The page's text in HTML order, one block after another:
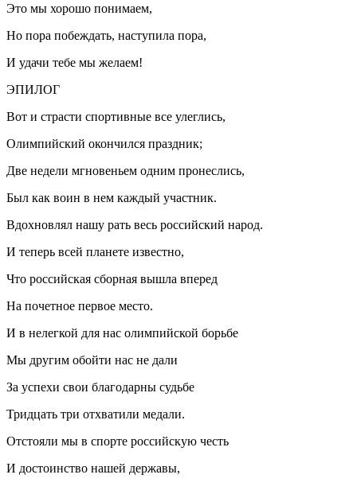
Это мы хорошо понимаем,
Но пора побеждать, наступила пора,
И удачи тебе мы желаем!
ЭПИЛОГ
Вот и страсти спортивные все улеглись,
Олимпийский окончился праздник;
Две недели мгновеньем одним пронеслись,
Был как воин в нем каждый участник.
Вдохновлял нашу рать весь российский народ.
И теперь всей планете известно,
Что российская сборная вышла вперед
На почетное первое место.
И в нелегкой для нас олимпийской борьбе
Мы другим обойти нас не дали
За успехи свои благодарны судьбе
Тридцать три отхватили медали.
Отстояли мы в спорте российскую честь
И достоинство нашей державы,